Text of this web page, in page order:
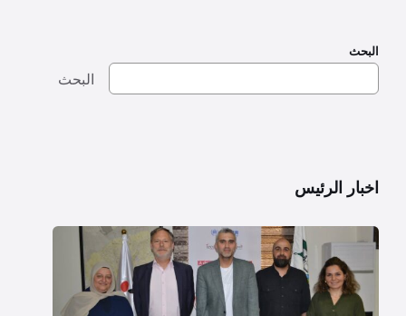
البحث
البحث
اخبار الرئيس